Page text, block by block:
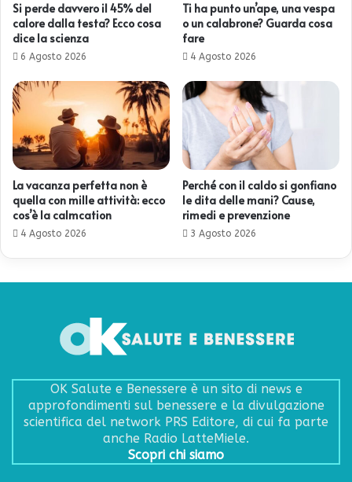
Si perde davvero il 45% del
calore dalla testa? Ecco cosa
dice la scienza
6 Agosto 2026
Ti ha punto un’ape, una vespa
o un calabrone? Guarda cosa
fare
4 Agosto 2026
La vacanza perfetta non è
quella con mille attività: ecco
cos’è la calmcation
4 Agosto 2026
Perché con il caldo si gonfiano
le dita delle mani? Cause,
rimedi e prevenzione
3 Agosto 2026
OK Salute e Benessere è un sito di news e
approfondimenti sul benessere e la divulgazione
scientifica del network PRS Editore, di cui fa parte
anche Radio LatteMiele.
Scopri chi siamo